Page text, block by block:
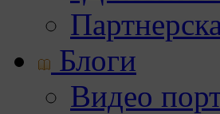
Блоги
Видео